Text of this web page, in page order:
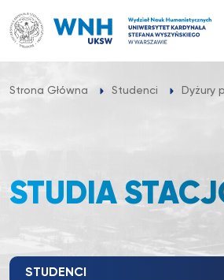
do
treści
Strona Główna Studenci Dyżury
STUDIA
STUDENCI